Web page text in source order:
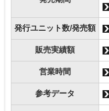
発行ユニット数/発売額
販売実績額
営業時間
参考データ